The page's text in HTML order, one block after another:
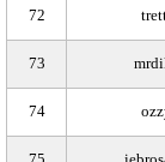
72
73
74